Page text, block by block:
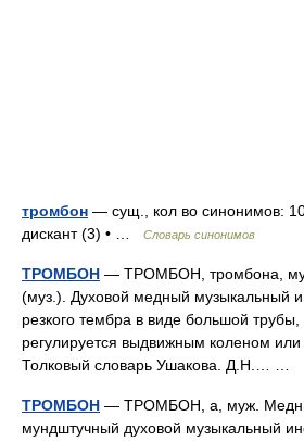
тромбон — сущ., кол во синонимов: 10
дискант (3) • …
Словарь синонимов
ТРОМБОН — ТРОМБОН, тромбона,
(муз.). Духовой медный музыкальный
резкого тембра в виде большой трубы,
регулируется выдвижным коленом или
Толковый словарь Ушакова. Д.Н.… …
ТРОМБОН — ТРОМБОН, а, муж.
мундштучный духовой музыкальный